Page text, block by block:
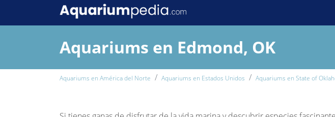
Aquariums en Edmond, OK
Aquariums en América del Norte Aquariums en Estados Unidos Aquariums en State of